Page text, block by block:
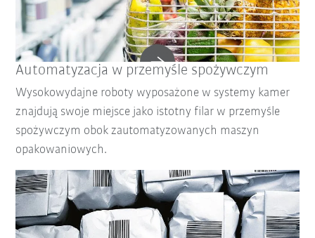
Automatyzacja w przemyśle spożywczym
Wysokowydajne roboty wyposażone w systemy kamer
znajdują swoje miejsce jako istotny filar w przemyśle
spożywczym obok zautomatyzowanych maszyn
opakowaniowych.